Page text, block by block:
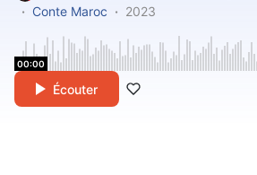
Conte Maroc
2023
00:00
Écouter